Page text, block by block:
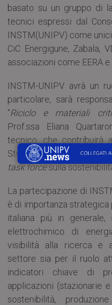
basato su un gruppo di
tecnici espressi dal
INSTM(UNIPV) come
CiC Energigune, Zabala,
associazioni come EERA e
INSTM-UNIPV avrà un
particolare, sarà
“Riciclo e materiali
Prof.ssa Eliana
tecnico, che contribuirà
Strategica di Ricerca e
task forcesulla
La partecipazione di
è di importanza strategica
italiana più in generale,
elettrochimico di
visibilità alla ricerca e
settore sia per il ruolo
indicatori chiave di
applicazioni (stazionarie
sostenibilità,